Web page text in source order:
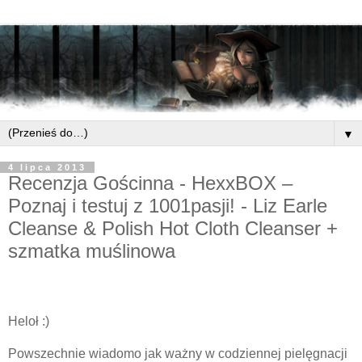
▼
4 lipca 2013
Recenzja Gościnna - HexxBOX –
Poznaj i testuj z 1001pasji! - Liz Earle
Cleanse & Polish Hot Cloth Cleanser +
szmatka muślinowa
Heloł :)
Powszechnie wiadomo jak ważny w codziennej pielęgnacji